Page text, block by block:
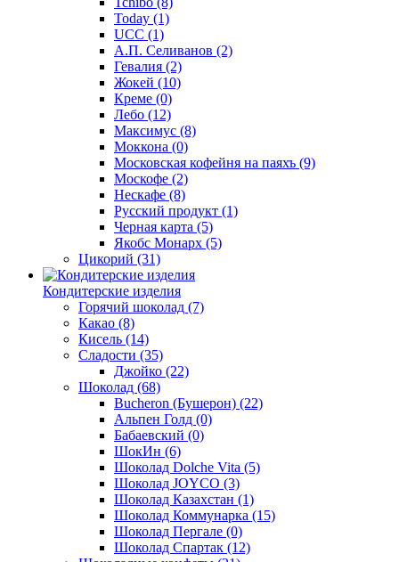
Today (1)
UCC (1)
А.П. Селиванов (2)
Гевалия (2)
Жокей (10)
Креме (0)
Лебо (12)
Максимус (8)
Моккона (0)
Московская кофейня на паяхъ (9)
Москофе (2)
Нескафе (8)
Русский продукт (1)
Черная карта (5)
Якобс Монарх (5)
Цикорий (31)
Кондитерские изделия
Горячий шоколад (7)
Какао (8)
Кисель (14)
Сладости (35)
Джойко (22)
Шоколад (68)
Bucheron (Бушерон) (22)
Альпен Голд (0)
Бабаевский (0)
ШокИн (6)
Шоколад Dolche Vita (5)
Шоколад JOYCO (3)
Шоколад Казахстан (1)
Шоколад Коммунарка (15)
Шоколад Пергале (0)
Шоколад Спартак (12)